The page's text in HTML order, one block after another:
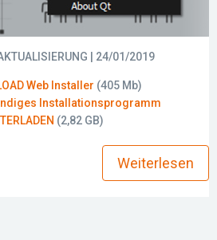
| 24/01/2019
Web Installer (405 Mb)
Installationsprogramm
(2,82 GB)
Weiterlesen